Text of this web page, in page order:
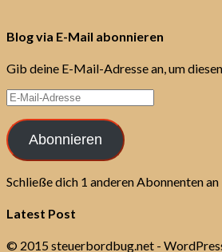
Blog via E-Mail abonnieren
Gib deine E-Mail-Adresse an, um
E-
Mail-
Adresse
Abonnieren
Schließe dich 1 anderen Abonnenten an
Latest Post
© 2015 steuerbordbug.net -